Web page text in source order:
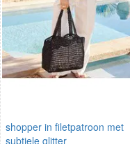
shopper in filetpatroon met
subtiele glitter